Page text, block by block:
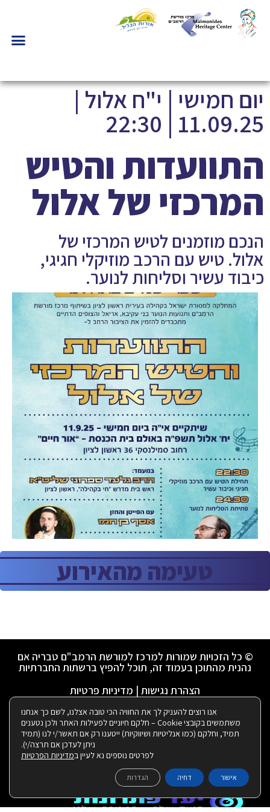
יום חמישי | י"ח אלול |
11.09.25 | 22:30
התוועדות והטיש
המרכזי של אלול
הנכם מוזמנים לטיש המרכזי של
אלול. טיש עם הרכב מוזיקלי חגיגי,
כיבוד עשיר וסליחות לנוער.
טעימה מהאירוע
© כל הזכויות שמורות למרכז למורשת הרמב"ם טבריה אם
נהנית מהתוכן בעמוד זה, תוכל להפיץ ברשתות החברתיות
הצהרת נגישות | מדיניות פרטיות
ניהול ועיצוב ע"י רבקי שאולזון:
| בנייה ותחזוקת האתר:
אנו רוצים להעניק לך את החוויה הכי טובה אצלנו, לשם כך אנחנו
משתמשים בקובצי Cookie – חלקם חיוניים לפעילות האתר ולכן נטענים
תמיד, וחלקם (כמו אנליטיות ושיווקיות) ייטענו רק אם תאשר/י לנו (תמיד
ניתן לעדכן אם תרצה/י).
לפרטים נוספים נא לעיין במדיניות הפרטיות
אישור דחיה הגדרות